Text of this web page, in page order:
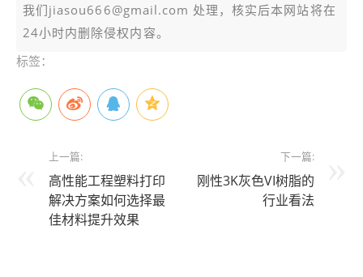
我们jiasou666@gmail.com 处理，核实后本网站将在
24小时内删除侵权内容。
标签：
上一篇:
高性能工程塑料打印
解决方案如何选择最
佳材料提升效果
下一篇:
刚性3K灰色VI树脂的
行业看法